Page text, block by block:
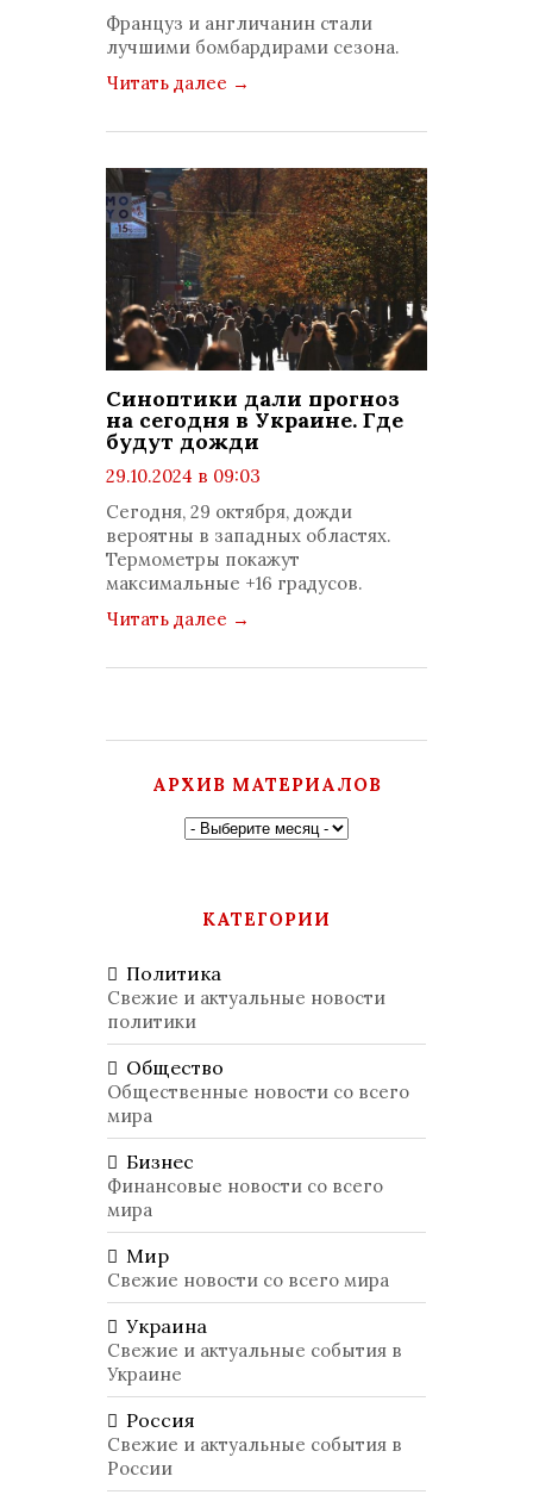
комментариев: 0
Француз и англичанин стали
лучшими бомбардирами сезона.
Читать далее →
Синоптики дали прогноз
на сегодня в Украине. Где
будут дожди
29.10.2024 в 09:03
просмотров: 913
комментариев: 0
Сегодня, 29 октября, дожди
вероятны в западных областях.
Термометры покажут
максимальные +16 градусов.
Читать далее →
АРХИВ МАТЕРИАЛОВ
КАТЕГОРИИ
Политика
Свежие и актуальные новости
политики
Общество
Общественные новости со всего
мира
Бизнес
Финансовые новости со всего
мира
Мир
Свежие новости со всего мира
Украина
Свежие и актуальные события в
Украине
Россия
Свежие и актуальные события в
России